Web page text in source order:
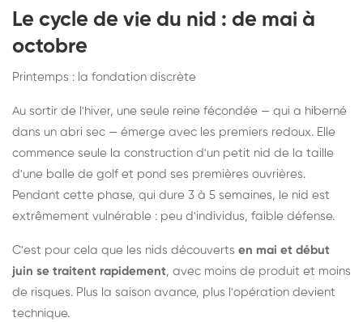
Le cycle de vie du nid : de mai à
octobre
Printemps : la fondation discrète
Au sortir de l'hiver, une seule reine fécondée — qui a hiberné
dans un abri sec — émerge avec les premiers redoux. Elle
commence seule la construction d'un petit nid de la taille
d'une balle de golf et pond ses premières ouvrières.
Pendant cette phase, qui dure 3 à 5 semaines, le nid est
extrêmement vulnérable : peu d'individus, faible défense.
C'est pour cela que les nids découverts en mai et début
juin se traitent rapidement, avec moins de produit et moins
de risques. Plus la saison avance, plus l'opération devient
technique.